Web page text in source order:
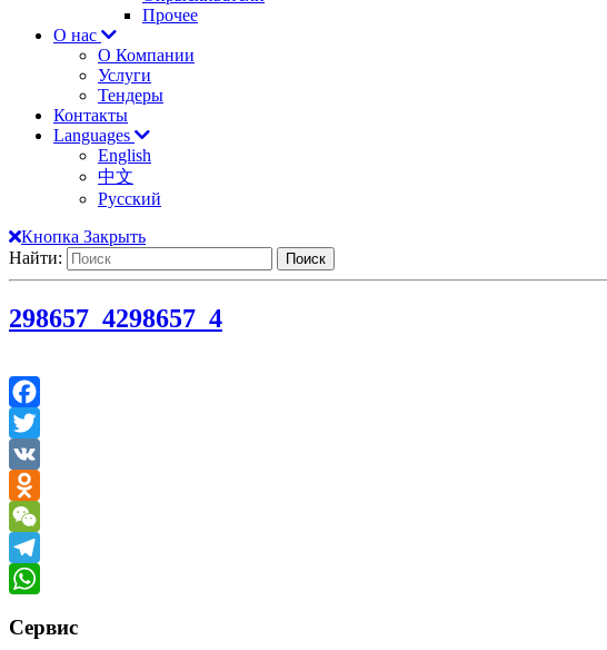
Прочее
О нас
О Компании
Услуги
Тендеры
Контакты
Languages
English
中文
Русский
Кнопка Закрыть
Найти:
298657_4298657_4
Facebook
Twitter
VK
Odnoklassniki
WeChat
Telegram
Сервис